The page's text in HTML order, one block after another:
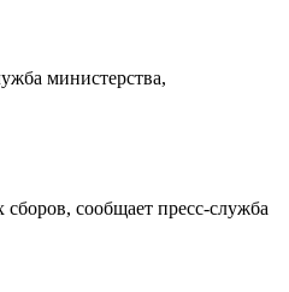
министерства,
сообщает пресс-служба